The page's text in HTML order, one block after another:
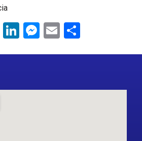
Telegram
LinkedIn
Messenger
Email